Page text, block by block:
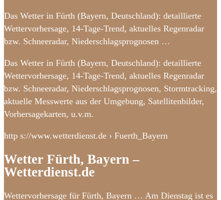
Das Wetter in Fürth (Bayern, Deutschland): detaillierte
Wettervorhersage, 14-Tage-Trend, aktuelles Regenradar
bzw. Schneeradar, Niederschlagsprognosen …
Das Wetter in Fürth (Bayern, Deutschland): detaillierte
Wettervorhersage, 14-Tage-Trend, aktuelles Regenradar
bzw. Schneeradar, Niederschlagsprognosen, Stormtracking,
aktuelle Messwerte aus der Umgebung, Satellitenbilder,
Vorhersagekarten, u.v.m.
http s://www.wetterdienst.de › Fuerth_Bayern
Wetter Fürth, Bayern –
Wetterdienst.de
Wettervorhersage für Fürth, Bayern … Am Dienstag ist es